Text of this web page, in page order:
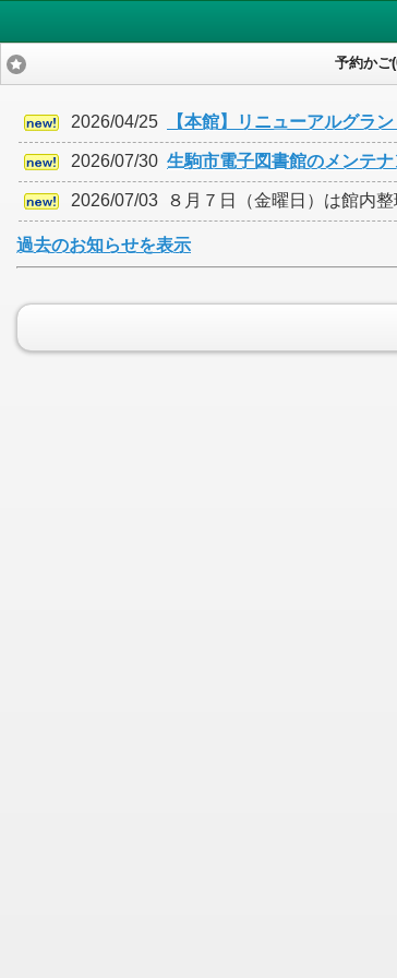
予約かご
2026/04/25 【本館】リニューアルグラ
2026/07/30 生駒市電子図書館のメンテ
2026/07/03 ８月７日（金曜日）は館内
過去のお知らせを表示